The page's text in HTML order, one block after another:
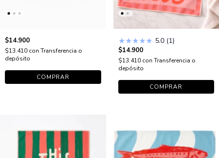
$14.900
$13.410 con Transferencia o
depósito
COMPRAR
★★★★★ 5.0 (1)
$14.900
$13.410 con Transferencia o
depósito